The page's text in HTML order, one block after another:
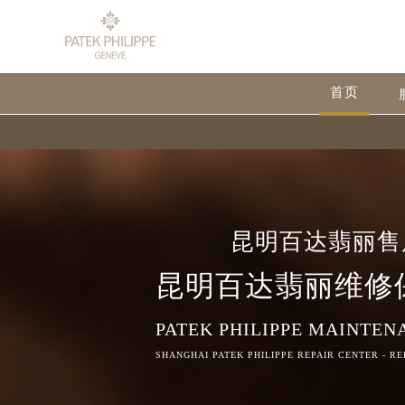
首页
昆明百达翡丽
昆明百达翡丽维修
PATEK PHILIPPE
SHANGHAI PATEK PHILIPPE REPAIR CENTER -